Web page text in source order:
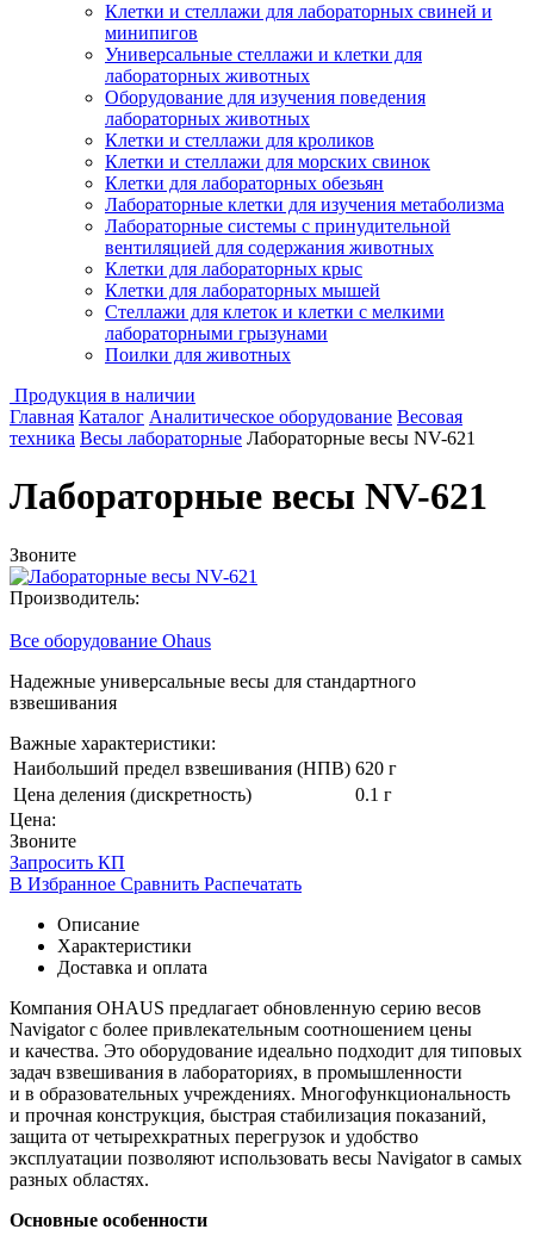
Клетки и стеллажи для лабораторных свиней и
минипигов
Универсальные стеллажи и клетки для
лабораторных животных
Оборудование для изучения поведения
лабораторных животных
Клетки и стеллажи для кроликов
Клетки и стеллажи для морских свинок
Клетки для лабораторных обезьян
Лабораторные клетки для изучения метаболизма
Лабораторные системы с принудительной
вентиляцией для содержания животных
Клетки для лабораторных крыс
Клетки для лабораторных мышей
Стеллажи для клеток и клетки с мелкими
лабораторными грызунами
Поилки для животных
Продукция в наличии
Главная Каталог Аналитическое оборудование Весовая
техника Весы лабораторные Лабораторные весы NV-621
Лабораторные весы NV-621
Звоните
Производитель:
Все оборудование Ohaus
Надежные универсальные весы для стандартного
взвешивания
Важные характеристики:
Наибольший предел взвешивания (НПВ) 620 г
Цена деления (дискретность)
0.1 г
Цена:
Звоните
Запросить КП
В Избранное Сравнить Распечатать
Описание
Характеристики
Доставка и оплата
Компания OHAUS предлагает обновленную серию весов
Navigator с более привлекательным соотношением цены
и качества. Это оборудование идеально подходит для типовых
задач взвешивания в лабораториях, в промышленности
и в образовательных учреждениях. Многофункциональность
и прочная конструкция, быстрая стабилизация показаний,
защита от четырехкратных перегрузок и удобство
эксплуатации позволяют использовать весы Navigator в самых
разных областях.
Основные особенности